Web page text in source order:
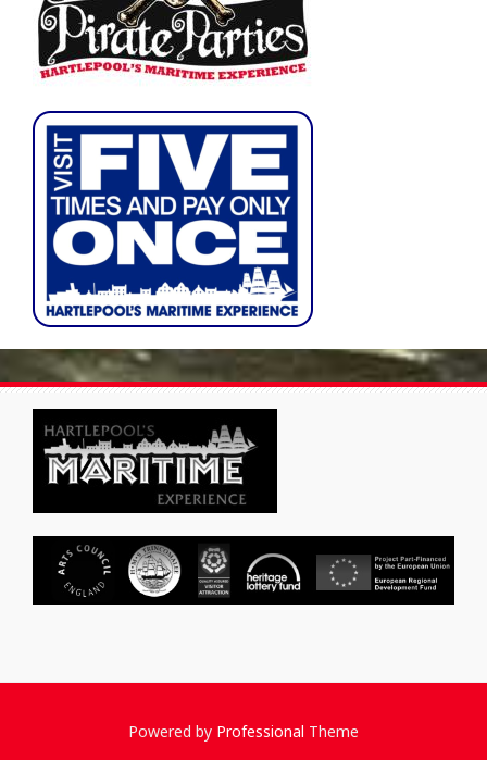
Powered by Professional Theme